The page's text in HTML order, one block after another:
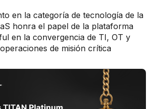
en la categoría de tecnología de la
honra el papel de la plataforma
en la convergencia de TI, OT y
de misión crítica